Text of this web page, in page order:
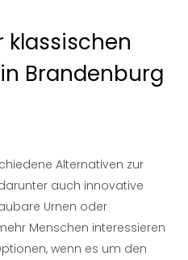
klassischen
Brandenburg
Alternativen zur
auch innovative
Urnen oder
Menschen interessieren
wenn es um den